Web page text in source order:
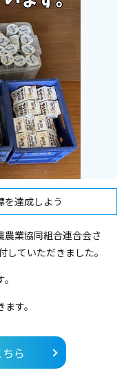
を達成しよう
農業協同組合連合会さ
ていただきました。
す。
ら